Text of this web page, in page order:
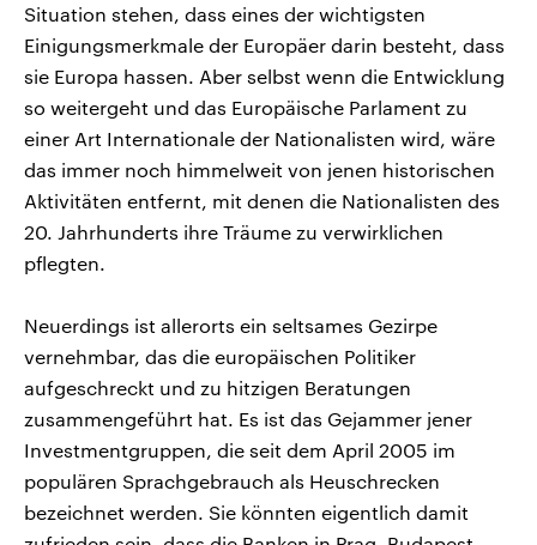
Situation stehen, dass eines der wichtigsten
Einigungsmerkmale der Europäer darin besteht, dass
sie Europa hassen. Aber selbst wenn die Entwicklung
so weitergeht und das Europäische Parlament zu
einer Art Internationale der Nationalisten wird, wäre
das immer noch himmelweit von jenen historischen
Aktivitäten entfernt, mit denen die Nationalisten des
20. Jahrhunderts ihre Träume zu verwirklichen
pflegten.
Neuerdings ist allerorts ein seltsames Gezirpe
vernehmbar, das die europäischen Politiker
aufgeschreckt und zu hitzigen Beratungen
zusammengeführt hat. Es ist das Gejammer jener
Investmentgruppen, die seit dem April 2005 im
populären Sprachgebrauch als Heuschrecken
bezeichnet werden. Sie könnten eigentlich damit